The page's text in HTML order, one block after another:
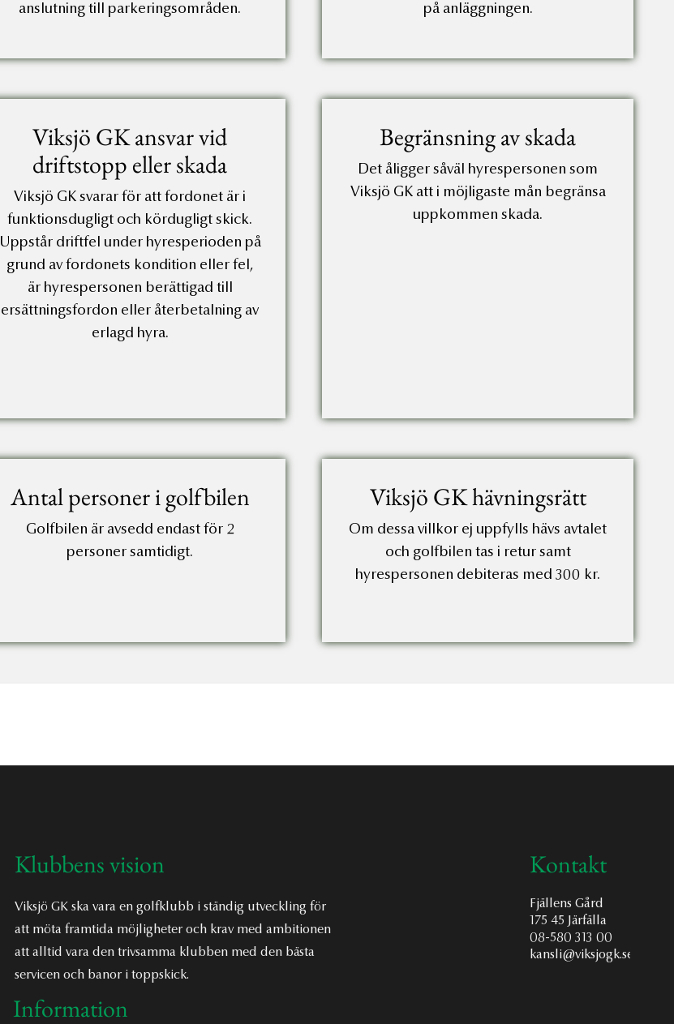
anslutning till parkeringsområden.
på anläggningen.
Viksjö GK ansvar vid
driftstopp eller skada
Viksjö GK svarar för att fordonet är i
funktionsdugligt och kördugligt skick.
Uppstår driftfel under hyresperioden på
grund av fordonets kondition eller fel,
är hyrespersonen berättigad till
ersättningsfordon eller återbetalning av
erlagd hyra.
Begränsning av skada
Det åligger såväl hyrespersonen som
Viksjö GK att i möjligaste mån begränsa
uppkommen skada.
Antal personer i golfbilen
Golfbilen är avsedd endast för 2
personer samtidigt.
Viksjö GK hävningsrätt
Om dessa villkor ej uppfylls hävs avtalet
och golfbilen tas i retur samt
hyrespersonen debiteras med 300 kr.
Klubbens vision
Viksjö GK ska vara en golfklubb i ständig utveckling för
att möta framtida möjligheter och krav med ambitionen
att alltid vara den trivsamma klubben med den bästa
servicen och banor i toppskick.
Kontakt
Fjällens Gård
175 45 Järfälla
08-580 313 00
kansli@viksjogk.se
Information